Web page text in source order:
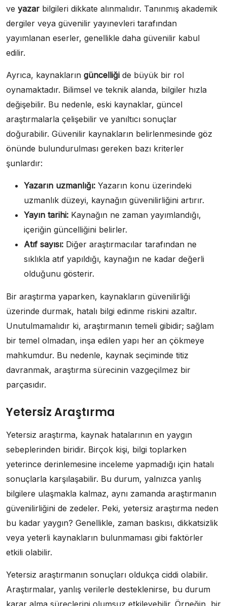
ve yazar bilgileri dikkate alınmalıdır. Tanınmış akademik
dergiler veya güvenilir yayınevleri tarafından
yayımlanan eserler, genellikle daha güvenilir kabul
edilir.
Ayrıca, kaynakların güncelliği de büyük bir rol
oynamaktadır. Bilimsel ve teknik alanda, bilgiler hızla
değişebilir. Bu nedenle, eski kaynaklar, güncel
araştırmalarla çelişebilir ve yanıltıcı sonuçlar
doğurabilir. Güvenilir kaynakların belirlenmesinde göz
önünde bulundurulması gereken bazı kriterler
şunlardır:
Yazarın uzmanlığı: Yazarın konu üzerindeki
uzmanlık düzeyi, kaynağın güvenilirliğini artırır.
Yayın tarihi: Kaynağın ne zaman yayımlandığı,
içeriğin güncelliğini belirler.
Atıf sayısı: Diğer araştırmacılar tarafından ne
sıklıkla atıf yapıldığı, kaynağın ne kadar değerli
olduğunu gösterir.
Bir araştırma yaparken, kaynakların güvenilirliği
üzerinde durmak, hatalı bilgi edinme riskini azaltır.
Unutulmamalıdır ki, araştırmanın temeli gibidir; sağlam
bir temel olmadan, inşa edilen yapı her an çökmeye
mahkumdur. Bu nedenle, kaynak seçiminde titiz
davranmak, araştırma sürecinin vazgeçilmez bir
parçasıdır.
Yetersiz Araştırma
Yetersiz araştırma, kaynak hatalarının en yaygın
sebeplerinden biridir. Birçok kişi, bilgi toplarken
yeterince derinlemesine inceleme yapmadığı için hatalı
sonuçlarla karşılaşabilir. Bu durum, yalnızca yanlış
bilgilere ulaşmakla kalmaz, aynı zamanda araştırmanın
güvenilirliğini de zedeler. Peki, yetersiz araştırma neden
bu kadar yaygın? Genellikle, zaman baskısı, dikkatsizlik
veya yeterli kaynakların bulunmaması gibi faktörler
etkili olabilir.
Yetersiz araştırmanın sonuçları oldukça ciddi olabilir.
Araştırmalar, yanlış verilerle desteklenirse, bu durum